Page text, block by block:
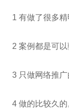
1 有做了很多
2 案例都是可
3 只做网络推
4 做的比较久的